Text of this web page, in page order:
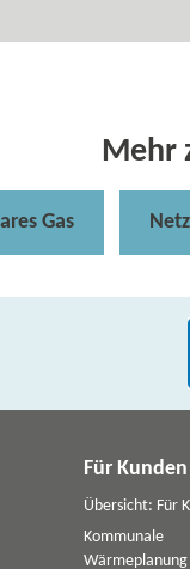
Mehr
Gas
Für Kunden
Übersicht: Für
Kommunale
Wärmeplanung